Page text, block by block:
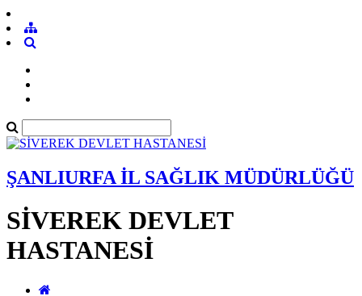
ŞANLIURFA İL SAĞLIK MÜDÜRLÜĞÜ
SİVEREK DEVLET
HASTANESİ